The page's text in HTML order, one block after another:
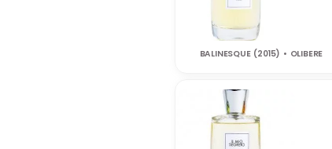
BALINESQUE (2015) • OLIBERE